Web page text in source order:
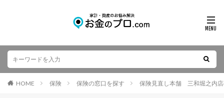
HOME 保険 保険の窓口を探す 保険見直し本舗 三和堀之内